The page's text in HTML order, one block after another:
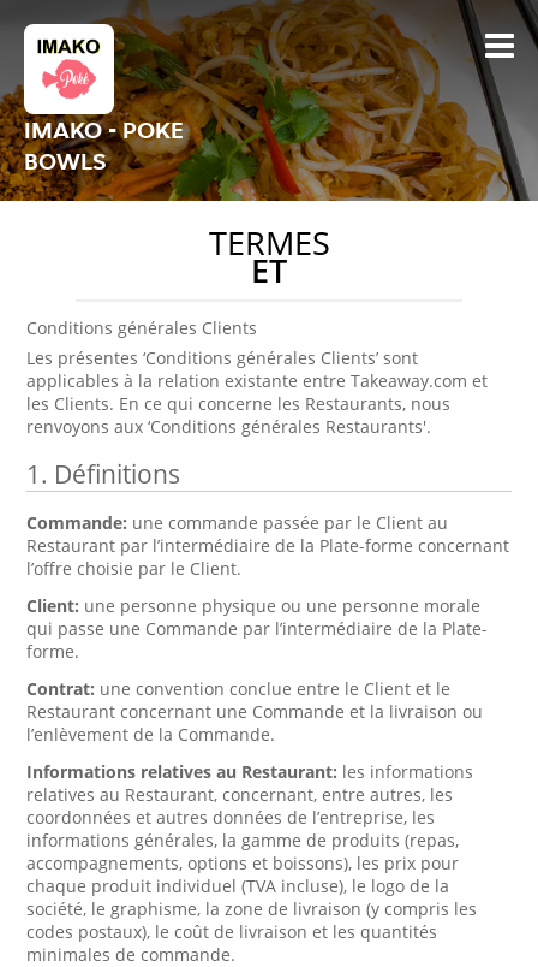
IMAKO - POKE
BOWLS
TERMES
ET
Conditions générales Clients
Les présentes ‘Conditions générales Clients’ sont
applicables à la relation existante entre Takeaway.com et
les Clients. En ce qui concerne les Restaurants, nous
renvoyons aux ‘Conditions générales Restaurants'.
1. Définitions
Commande: une commande passée par le Client au
Restaurant par l’intermédiaire de la Plate-forme concernant
l’offre choisie par le Client.
Client: une personne physique ou une personne morale
qui passe une Commande par l’intermédiaire de la Plate-
forme.
Contrat: une convention conclue entre le Client et le
Restaurant concernant une Commande et la livraison ou
l’enlèvement de la Commande.
Informations relatives au Restaurant: les informations
relatives au Restaurant, concernant, entre autres, les
coordonnées et autres données de l’entreprise, les
informations générales, la gamme de produits (repas,
accompagnements, options et boissons), les prix pour
chaque produit individuel (TVA incluse), le logo de la
société, le graphisme, la zone de livraison (y compris les
codes postaux), le coût de livraison et les quantités
minimales de commande.